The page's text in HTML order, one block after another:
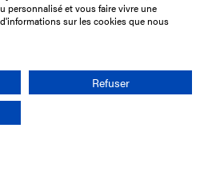
personnalisé et vous faire vivre une
sur les cookies que nous
Refuser